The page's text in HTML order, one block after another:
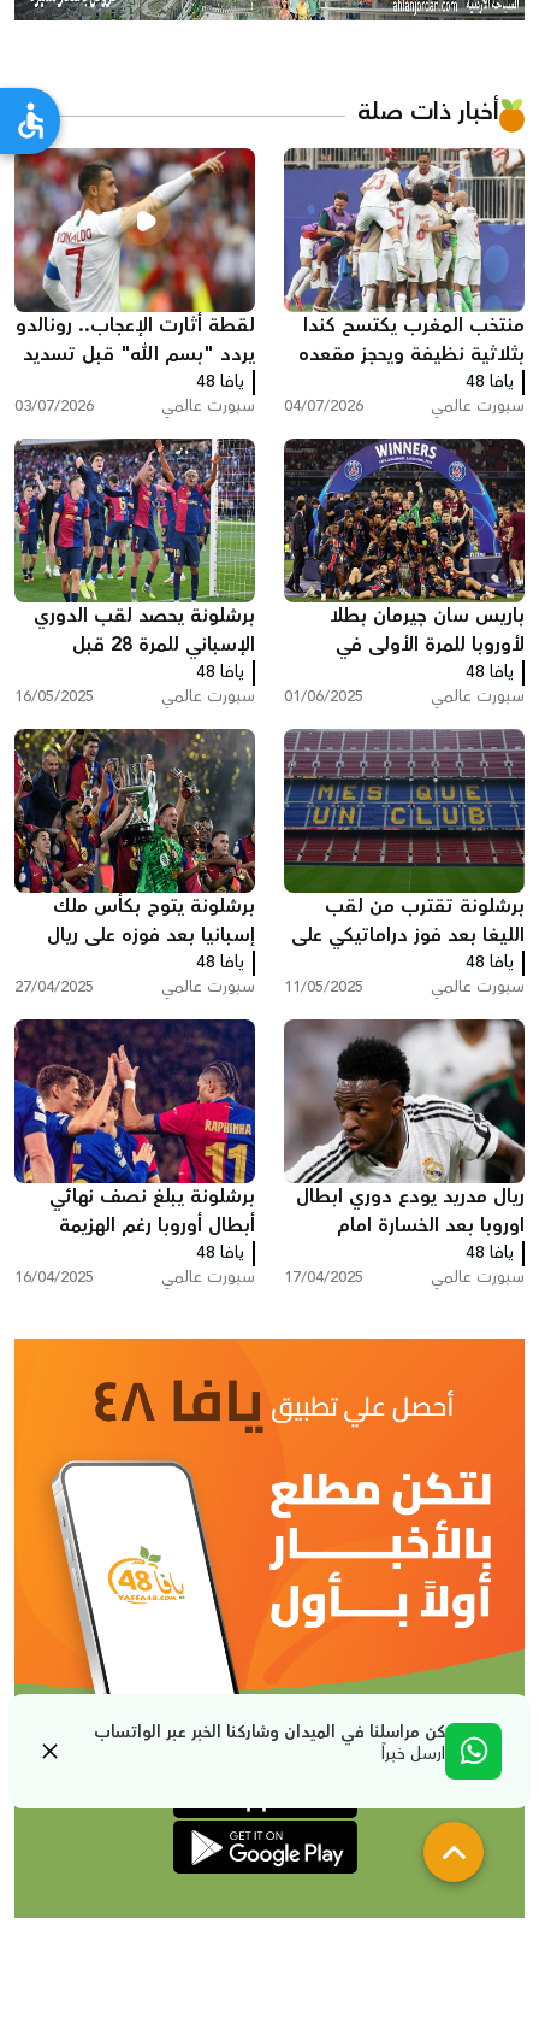
كن مراسلنا في الميدان وشاركنا الخبر عبر الواتساب
ارسل خبراً
أخبار ذات صلة
منتخب المغرب يكتسح كندا
بثلاثية نظيفة ويحجز مقعده
في ربع النهائي
يافا 48
سبورت عالمي 04/07/2026
لقطة أثارت الإعجاب.. رونالدو
يردد "بسم الله" قبل تسديد
ركلة جزاء للبرتغال
يافا 48
سبورت عالمي 03/07/2026
باريس سان جيرمان بطلا
لأوروبا للمرة الأولى في
مسيرته
يافا 48
سبورت عالمي 01/06/2025
برشلونة يحصد لقب الدوري
الإسباني للمرة 28 قبل
جولتين من الختام
يافا 48
سبورت عالمي 16/05/2025
برشلونة تقترب من لقب
الليغا بعد فوز دراماتيكي على
3)
يافا 48
سبورت عالمي 11/05/2025
برشلونة يتوج بكأس ملك
إسبانيا بعد فوزه على ريال
مدريد
يافا 48
سبورت عالمي 27/04/2025
ريال مدريد يودع دوري ابطال
اوروبا بعد الخسارة امام
ارسنال 2-1
يافا 48
سبورت عالمي 17/04/2025
برشلونة يبلغ نصف نهائي
أبطال أوروبا رغم الهزيمة
بثلاثية في دورتموند
يافا 48
سبورت عالمي 16/04/2025